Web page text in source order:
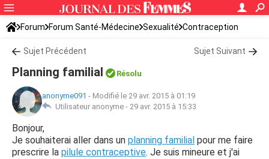
Forum Forum Santé-Médecine Sexualité Contraception
Sujet Précédent Sujet Suivant
Planning familial Résolu
anonyme091 - Modifié le 29 avr. 2015 à 01:19
Utilisateur anonyme - 29 avr. 2015 à 15:33
Bonjour,
Je souhaiterai aller dans un planning familial pour me faire
prescrire la pilule contraceptive. Je suis mineure et j'ai